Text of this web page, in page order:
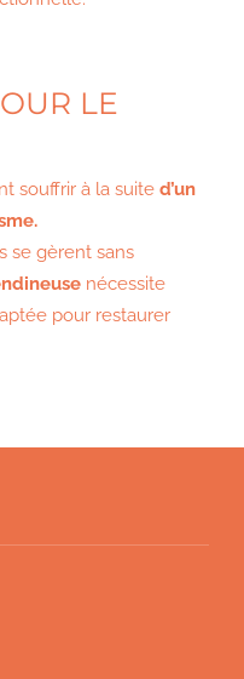
LE
souffrir à la suite d’un
se gèrent sans
nécessite
pour restaurer